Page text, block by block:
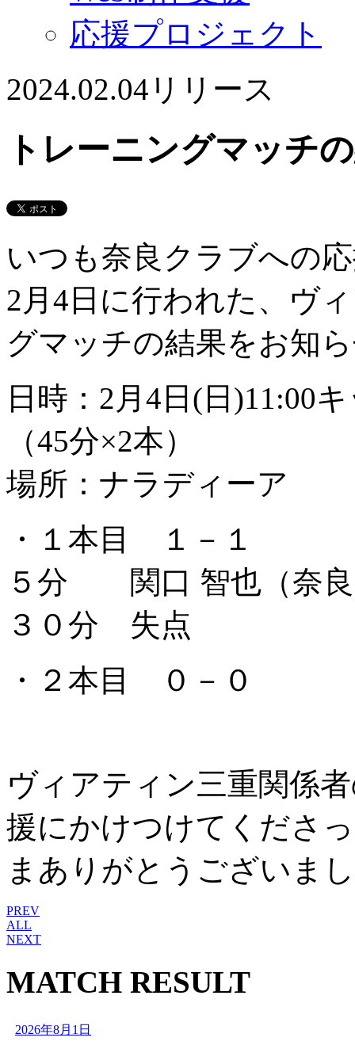
応援プロジェクト
2024.02.04 リリース
トレーニングマッチ
いつも奈良クラブへの
2月4日に行われた、ヴ
グマッチの結果をお知
日時：2月4日(日)11:00
（45分×2本）
場所：ナラディーア
・１本目 １－１
５分 関口 智也（奈良
３０分 失点
・２本目 ０－０
ヴィアティン三重関係
援にかけつけてくださ
まありがとうございま
PREV
ALL
NEXT
MATCH RESULT
2026年8月1日